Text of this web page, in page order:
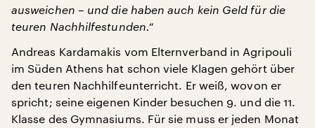
ausweichen – und die haben auch kein Geld für die
teuren Nachhilfestunden.“
Andreas Kardamakis vom Elternverband in Agripouli
im Süden Athens hat schon viele Klagen gehört über
den teuren Nachhilfeunterricht. Er weiß, wovon er
spricht; seine eigenen Kinder besuchen 9. und die 11.
Klasse des Gymnasiums. Für sie muss er jeden Monat